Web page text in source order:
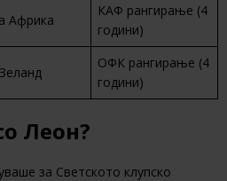
Африка
КАФ рангирање (4
години)
ОФК рангирање (4
години)
Леон?
за Светското клупско